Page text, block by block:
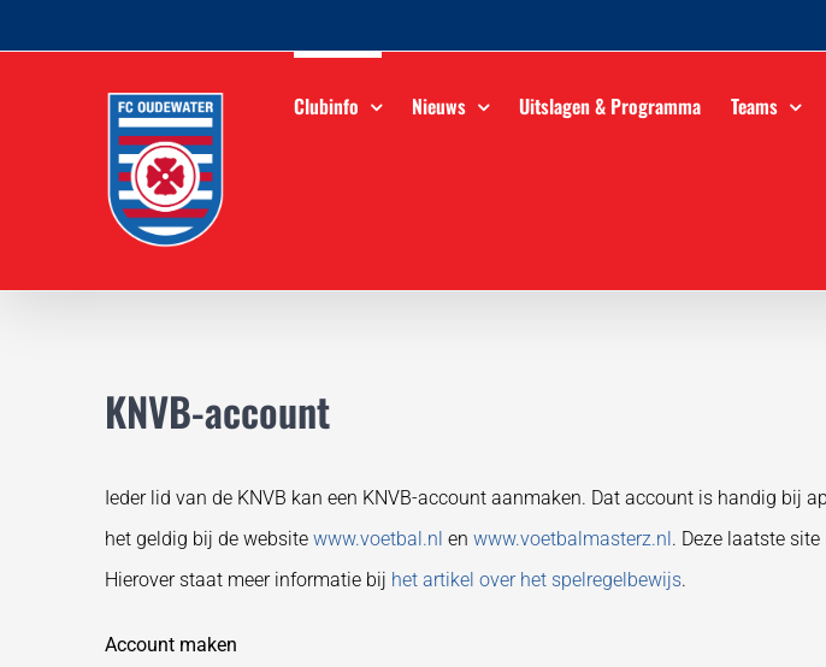
naar
Clubinfo Nieuws Uitslagen & Programma Teams
KNVB-account
Ieder lid van de KNVB kan een KNVB-account aanmaken. Dat account is handig bij
het geldig bij de website www.voetbal.nl en www.voetbalmasterz.nl . Deze laatste
Hierover staat meer informatie bij het artikel over het spelregelbewijs.
Account maken